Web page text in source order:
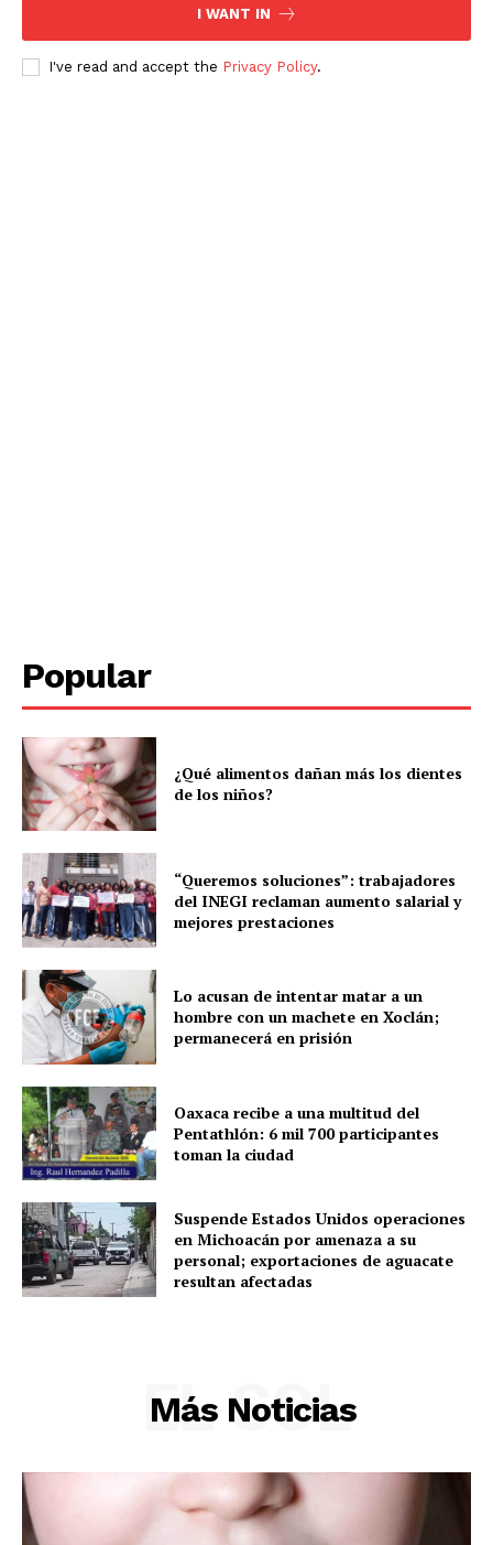
Sociedad y Negocios
Policíacas
Deportes
Política
Municipios
I WANT IN
I've read and accept the Privacy Policy.
Popular
¿Qué alimentos dañan más los dientes
de los niños?
“Queremos soluciones”: trabajadores
del INEGI reclaman aumento salarial y
mejores prestaciones
Lo acusan de intentar matar a un
hombre con un machete en Xoclán;
permanecerá en prisión
Oaxaca recibe a una multitud del
Pentathlón: 6 mil 700 participantes
toman la ciudad
Suspende Estados Unidos operaciones
en Michoacán por amenaza a su
personal; exportaciones de aguacate
resultan afectadas
Más Noticias
EL SOL